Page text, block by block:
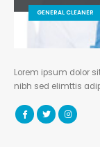
GENERAL CLEANER
Lorem ipsum dolor
nibh sed elimttis